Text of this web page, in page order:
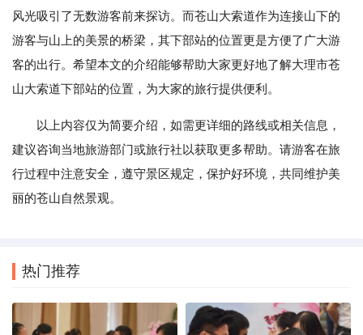
风光吸引了无数游客前来探访。而苍山大索道作为连接山下的
游客与山上的美景的桥梁，其下部站的位置更是方便了广大游
客的出行。希望本文的介绍能够帮助大家更好地了解大理市苍
山大索道下部站的位置，为大家的旅行提供便利。
以上内容仅为简要介绍，如需更详细的路线或相关信息，
建议咨询当地旅游部门或旅行社以获取更多帮助。请游客在旅
行过程中注意安全，遵守景区规定，保护好环境，共同维护美
丽的苍山自然景观。
热门推荐